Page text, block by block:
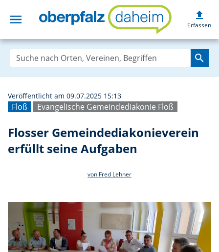
menu Flosser
upload
Erfassen
search
Floß Evangelische Gemeindediakonie Floß
Veröffentlicht am 09.07.2025 15:13
Flosser Gemeindediakonieverein
erfüllt seine Aufgaben
von Fred Lehner